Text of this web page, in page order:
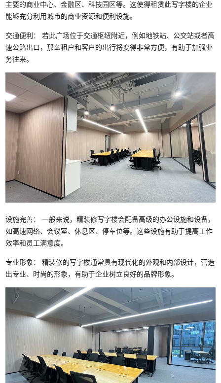
主要的商业中心、金融区、科技园区等。这使得租赁此写字楼的企业
能够充分利用城市的商业资源和便利设施。
交通便利： 若此广场位于交通枢纽附近，例如地铁站、公交站或者高
速公路出口，那么租户和客户的出行将变得非常方便，有助于加强业
务往来。
设施完善： 一般来说，精装修写字楼会配备高级的办公设施和设备，
如高速网络、会议室、休息区、停车位等。这些设施有助于提高工作
效率和员工满意度。
专业形象： 精装修的写字楼通常具有现代化的外观和内部设计，营造
出专业、时尚的形象，有助于企业树立良好的品牌形象。